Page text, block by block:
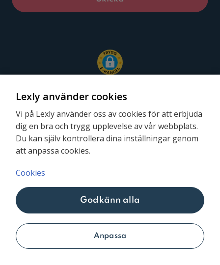
Lexly © 2026
Följ oss
Lexly använder cookies
Vi på Lexly använder oss av cookies för att erbjuda
dig en bra och trygg upplevelse av vår webbplats.
Du kan själv kontrollera dina inställningar genom
att anpassa cookies.
Cookies
Anpassa
Godkänn alla